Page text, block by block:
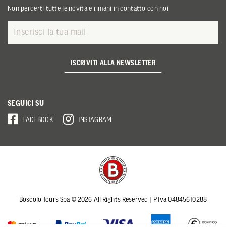
Non perderti tutte le novità e rimani in contatto con noi.
ISCRIVITI ALLA NEWSLETTER
SEGUICI SU
FACEBOOK INSTAGRAM
Boscolo Tours Spa © 2026 All Rights Reserved | P.Iva 04845610288